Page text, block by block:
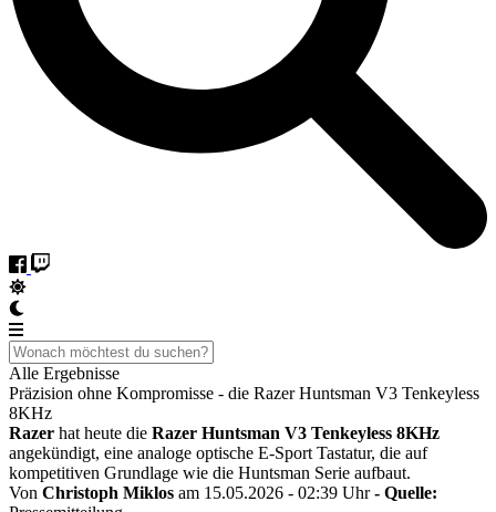
Alle Ergebnisse
Präzision ohne Kompromisse - die Razer Huntsman V3 Tenkeyless
8KHz
Razer hat heute die Razer Huntsman V3 Tenkeyless 8KHz
angekündigt, eine analoge optische E-Sport Tastatur, die auf
kompetitiven Grundlage wie die Huntsman Serie aufbaut.
Von Christoph Miklos am 15.05.2026 - 02:39 Uhr- Quelle: